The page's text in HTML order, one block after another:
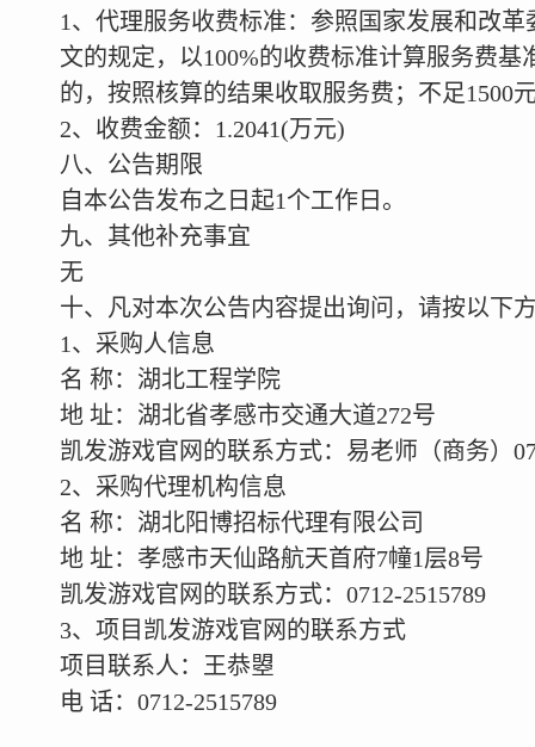
1、代理服务收费标准：参照国家发展和改革
文的规定，以100%的收费标准计算服务费
的，按照核算的结果收取服务费；不足1500
2、收费金额：1.2041(万元)
八、公告期限
自本公告发布之日起1个工作日。
九、其他补充事宜
无
十、凡对本次公告内容提出询问，请按以下
1、采购人信息
名 称：湖北工程学院
地 址：湖北省孝感市交通大道272号
凯发游戏官网的联系方式：易老师（商务）
2、采购代理机构信息
名 称：湖北阳博招标代理有限公司
地 址：孝感市天仙路航天首府7幢1层8号
凯发游戏官网的联系方式：0712-2515789
3、项目凯发游戏官网的联系方式
项目联系人：王恭曌
电 话：0712-2515789